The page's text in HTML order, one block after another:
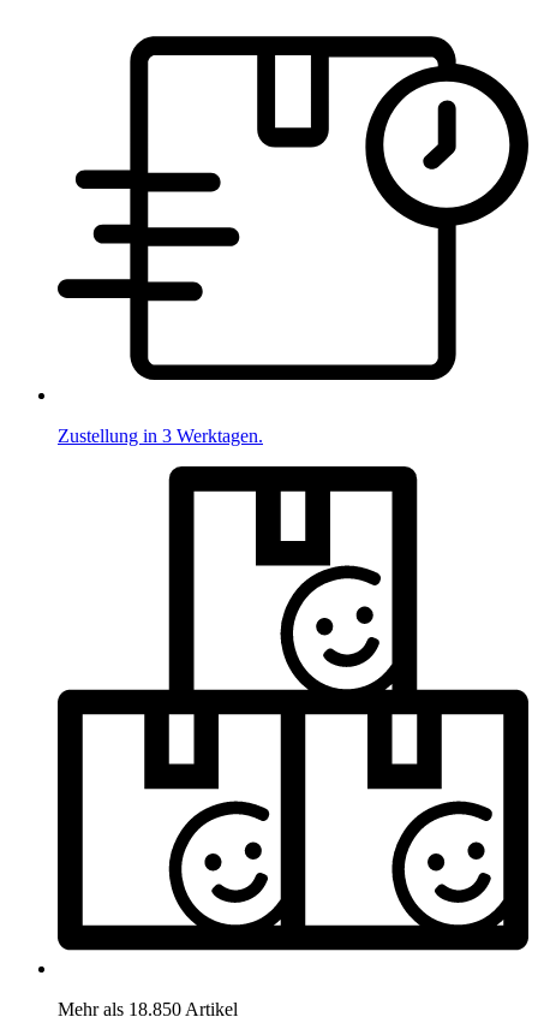
Zustellung in 3 Werktagen.
Mehr als 18.850 Artikel